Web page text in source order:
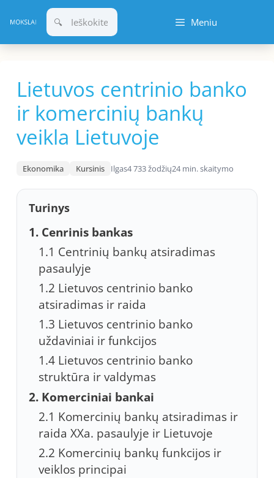
prie
turinio
Meniu
Lietuvos centrinio banko
ir komercinių bankų
veikla Lietuvoje
Ekonomika Kursinis Ilgas4 733 žodžių24 min. skaitymo
Turinys
1. Cenrinis bankas
1.1 Centrinių bankų atsiradimas
pasaulyje
1.2 Lietuvos centrinio banko
atsiradimas ir raida
1.3 Lietuvos centrinio banko
uždaviniai ir funkcijos
1.4 Lietuvos centrinio banko
struktūra ir valdymas
2. Komerciniai bankai
2.1 Komercinių bankų atsiradimas ir
raida XXa. pasaulyje ir Lietuvoje
2.2 Komercinių bankų funkcijos ir
veiklos principai